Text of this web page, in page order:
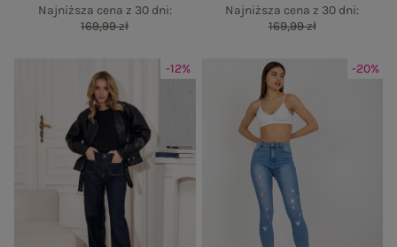
Najniższa cena z 30 dni:
169,99 zł
Najniższa cena z 30 dni:
169,99 zł
-12% -20%